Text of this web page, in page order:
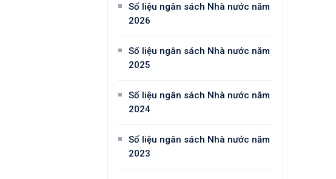
Số liệu ngân sách Nhà nước năm
2026
Số liệu ngân sách Nhà nước năm
2025
Số liệu ngân sách Nhà nước năm
2024
Số liệu ngân sách Nhà nước năm
2023